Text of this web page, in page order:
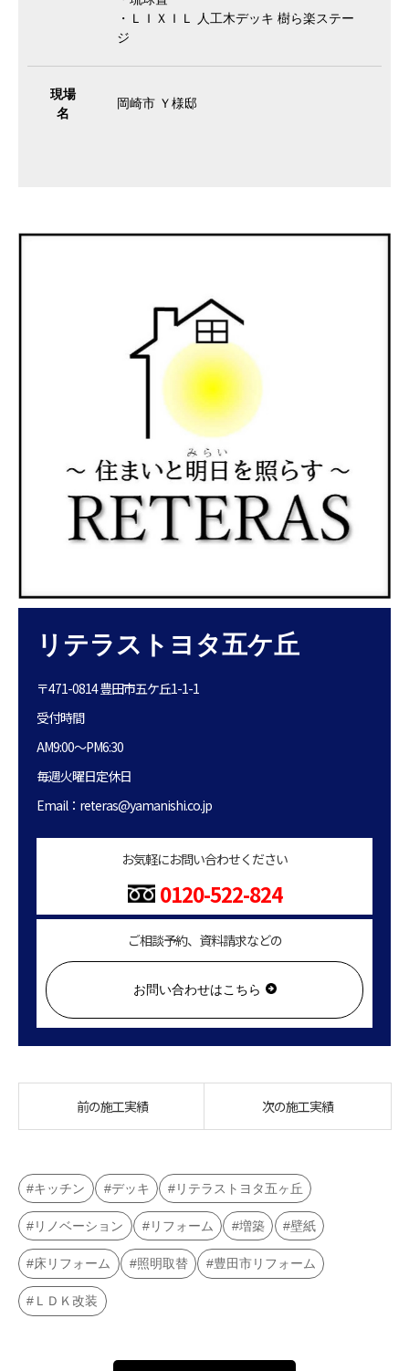
・ＬＩＸＩＬ 人工木デッキ 樹ら楽ステー
ジ
現場
名
岡崎市 Ｙ様邸
リテラストヨタ五ケ丘
〒471-0814 豊田市五ケ丘1-1-1
受付時間
AM9:00〜PM6:30
毎週火曜日定休日
Email：reteras@yamanishi.co.jp
お気軽にお問い合わせください
0120-522-824
ご相談予約、資料請求などの
お問い合わせはこちら
前の施工実績 次の施工実績
キッチン デッキ リテラストヨタ五ヶ丘
リノベーション リフォーム 増築 壁紙
床リフォーム 照明取替 豊田市リフォーム
ＬＤＫ改装